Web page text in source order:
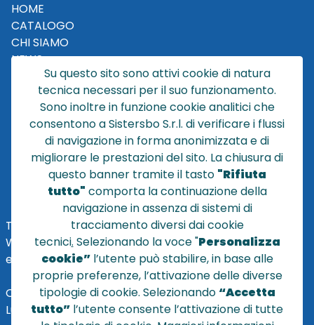
HOME
CATALOGO
CHI SIAMO
NEWS
CONTATTACI
CONDIZIONI DI VENDITA
POLICY PRIVACY
NOTE LEGALI
Cookie
TEL
+39 051 320210
WHATSAPP: +39345 7201724
eMai
vendite@sistersbo.it
Orari Uffici:
Lun - Ven: 08:30 - 18:00
Su questo sito sono attivi cookie di natura
tecnica necessari per il suo funzionamento.
Sono inoltre in funzione cookie analitici che
consentono a Sistersbo S.r.l. di verificare i flussi
di navigazione in forma anonimizzata e di
migliorare le prestazioni del sito. La chiusura di
questo banner tramite il tasto "Rifiuta
tutto" comporta la continuazione della
navigazione in assenza di sistemi di
tracciamento diversi dai cookie
tecnici. Selezionando la voce "Personalizza
cookie”l’utente può stabilire, in base alle
proprie preferenze, l’attivazione delle diverse
tipologie di cookie. Selezionando “Accetta
tutto” l’utente consente l’attivazione di tutte